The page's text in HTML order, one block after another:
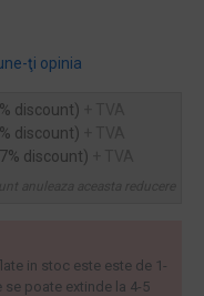
ţi opinia
discount)
discount)
discount)
in stoc este este de 1-
se poate extinde la 4-5